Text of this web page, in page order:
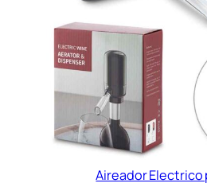
Aireador Electrico